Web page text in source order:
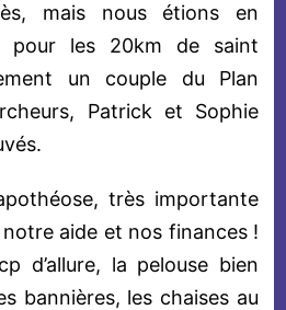
mais nous étions en
pour les 20km de saint
un couple du Plan
Patrick et Sophie
très importante
aide et nos finances !
d’allure, la pelouse bien
bannières, les chaises au